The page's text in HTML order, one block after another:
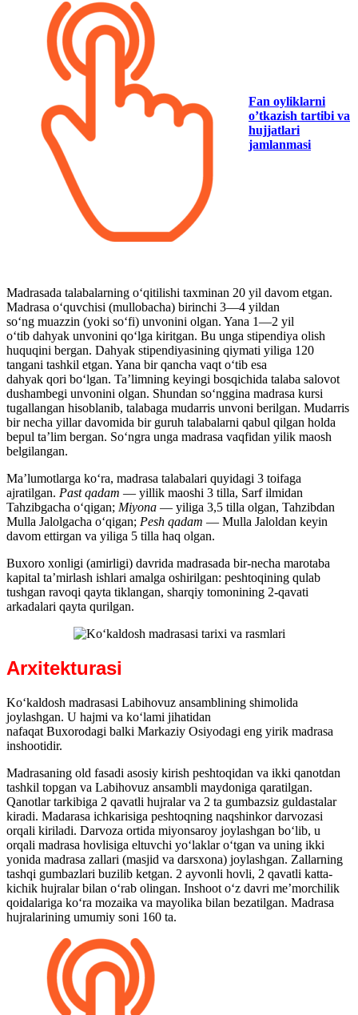
Fan oyliklarni
o’tkazish tartibi va
hujjatlari
jamlanmasi
Madrasada talabalarning oʻqitilishi taxminan 20 yil davom etgan.
Madrasa oʻquvchisi (mullobacha) birinchi 3—4 yildan
soʻng muazzin (yoki soʻfi) unvonini olgan. Yana 1—2 yil
oʻtib dahyak unvonini qoʻlga kiritgan. Bu unga stipendiya olish
huquqini bergan. Dahyak stipendiyasining qiymati yiliga 120
tangani tashkil etgan. Yana bir qancha vaqt oʻtib esa
dahyak qori boʻlgan. Taʼlimning keyingi bosqichida talaba salovot
dushambegi unvonini olgan. Shundan soʻnggina madrasa kursi
tugallangan hisoblanib, talabaga mudarris unvoni berilgan. Mudarris
bir necha yillar davomida bir guruh talabalarni qabul qilgan holda
bepul taʼlim bergan. Soʻngra unga madrasa vaqfidan yilik maosh
belgilangan.
Maʼlumotlarga koʻra, madrasa talabalari quyidagi 3 toifaga
ajratilgan. Past qadam — yillik maoshi 3 tilla, Sarf ilmidan
Tahzibgacha oʻqigan; Miyona — yiliga 3,5 tilla olgan, Tahzibdan
Mulla Jalolgacha oʻqigan; Pesh qadam — Mulla Jaloldan keyin
davom ettirgan va yiliga 5 tilla haq olgan.
Buxoro xonligi (amirligi) davrida madrasada bir-necha marotaba
kapital taʼmirlash ishlari amalga oshirilgan: peshtoqining qulab
tushgan ravoqi qayta tiklangan, sharqiy tomonining 2-qavati
arkadalari qayta qurilgan.
Arxitekturasi
Koʻkaldosh madrasasi Labihovuz ansamblining shimolida
joylashgan. U hajmi va koʻlami jihatidan
nafaqat Buxorodagi balki Markaziy Osiyodagi eng yirik madrasa
inshootidir.
Madrasaning old fasadi asosiy kirish peshtoqidan va ikki qanotdan
tashkil topgan va Labihovuz ansambli maydoniga qaratilgan.
Qanotlar tarkibiga 2 qavatli hujralar va 2 ta gumbazsiz guldastalar
kiradi. Madarasa ichkarisiga peshtoqning naqshinkor darvozasi
orqali kiriladi. Darvoza ortida miyonsaroy joylashgan boʻlib, u
orqali madrasa hovlisiga eltuvchi yoʻlaklar oʻtgan va uning ikki
yonida madrasa zallari (masjid va darsxona) joylashgan. Zallarning
tashqi gumbazlari buzilib ketgan. 2 ayvonli hovli, 2 qavatli katta-
kichik hujralar bilan oʻrab olingan. Inshoot oʻz davri meʼmorchilik
qoidalariga koʻra mozaika va mayolika bilan bezatilgan. Madrasa
hujralarining umumiy soni 160 ta.